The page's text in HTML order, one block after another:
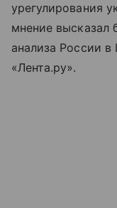
урегулирования
мнение высказал
анализа России
«Лента.ру».